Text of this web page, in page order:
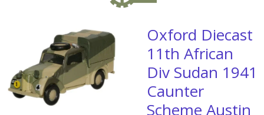
Oxford Diecast
11th African
Div Sudan 1941
Caunter
Scheme Austin